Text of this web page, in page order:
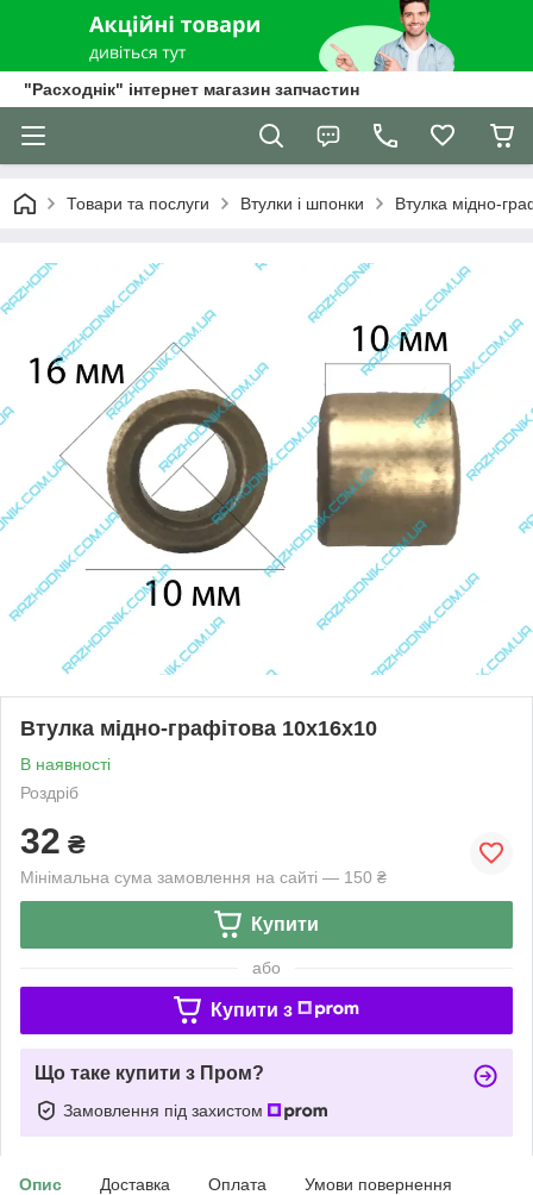
"Расходнік" інтернет магазин запчастин
Товари та послуги Втулки і шпонки Втулка мідно-
Втулка мідно-графітова 10x16x10
В наявності
Роздріб
32 ₴
Мінімальна сума замовлення на сайті — 150 ₴
Купити
або
Купити з
Що таке купити з Пром?
Замовлення під захистом
Опис Доставка Оплата Умови повернення